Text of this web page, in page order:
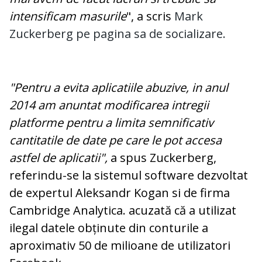
intensificam masurile", a scris Mark
Zuckerberg pe pagina sa de socializare.
"Pentru a evita aplicatiile abuzive, in anul
2014 am anuntat modificarea intregii
platforme pentru a limita semnificativ
cantitatile de date pe care le pot accesa
astfel de aplicatii", a spus Zuckerberg,
referindu-se la sistemul software dezvoltat
de expertul Aleksandr Kogan si de firma
Cambridge Analytica. acuzată că a utilizat
ilegal datele obținute din conturile a
aproximativ 50 de milioane de utilizatori